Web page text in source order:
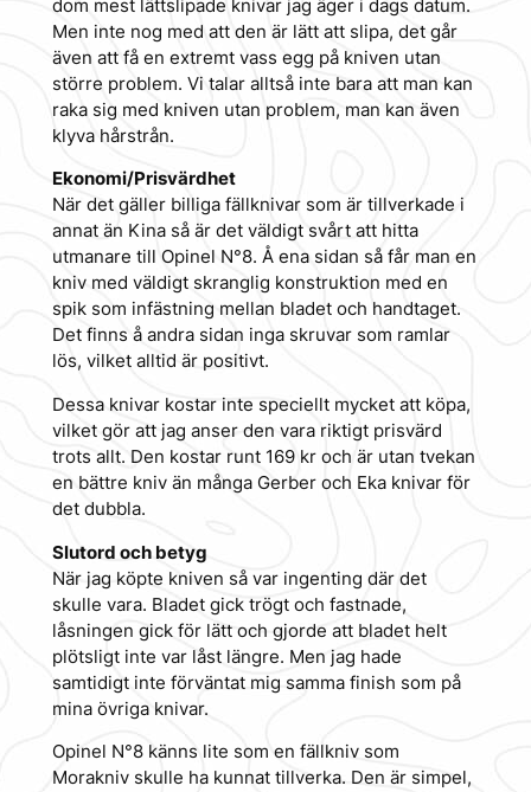
dom mest lättslipade knivar jag äger i dags datum.
Men inte nog med att den är lätt att slipa, det går
även att få en extremt vass egg på kniven utan
större problem. Vi talar alltså inte bara att man kan
raka sig med kniven utan problem, man kan även
klyva hårstrån.
Ekonomi/Prisvärdhet
När det gäller billiga fällknivar som är tillverkade i
annat än Kina så är det väldigt svårt att hitta
utmanare till Opinel N°8. Å ena sidan så får man en
kniv med väldigt skranglig konstruktion med en
spik som infästning mellan bladet och handtaget.
Det finns å andra sidan inga skruvar som ramlar
lös, vilket alltid är positivt.
Dessa knivar kostar inte speciellt mycket att köpa,
vilket gör att jag anser den vara riktigt prisvärd
trots allt. Den kostar runt 169 kr och är utan tvekan
en bättre kniv än många Gerber och Eka knivar för
det dubbla.
Slutord och betyg
När jag köpte kniven så var ingenting där det
skulle vara. Bladet gick trögt och fastnade,
låsningen gick för lätt och gjorde att bladet helt
plötsligt inte var låst längre. Men jag hade
samtidigt inte förväntat mig samma finish som på
mina övriga knivar.
Opinel N°8 känns lite som en fällkniv som
Morakniv skulle ha kunnat tillverka. Den är simpel,